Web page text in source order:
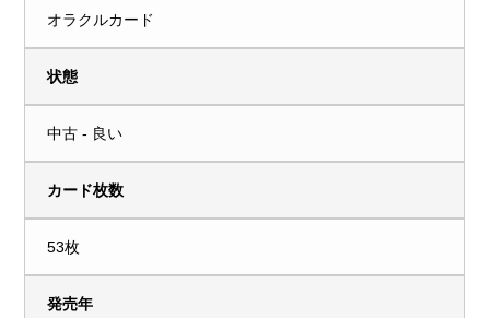
オラクルカード
状態
中古 - 良い
カード枚数
53枚
発売年